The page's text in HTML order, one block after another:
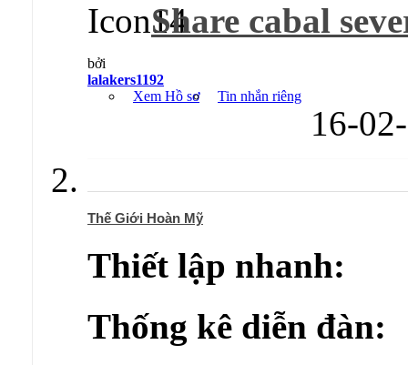
Share cabal
bởi
lalakers1192
Xem Hồ sơ
Tin nhắn riêng
16-
Thế Giới Hoàn Mỹ
Thiết lập nhanh:
Thống kê diễn đàn: